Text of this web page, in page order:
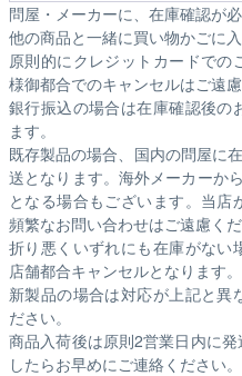
問屋・メーカーに、在庫確認が
他の商品と一緒に買い物かごに入
原則的にクレジットカードで
様御都合でのキャンセルはご遠慮
銀行振込の場合は在庫確認後の
ます。
既存製品の場合、国内の問屋に
送となります。海外メーカーか
となる場合もございます。 当店
頻繁なお問い合わせはご遠慮くだ
折り悪くいずれにも在庫がない
店舗都合キャンセルとなります。
新製品の場合は対応が上記と異
ださい。
商品入荷後は原則2営業日内に
したらお早めにご連絡ください。